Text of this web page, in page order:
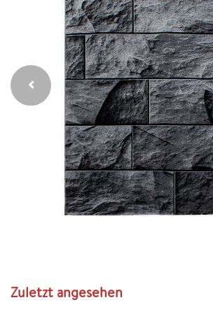
Zuletzt angesehen